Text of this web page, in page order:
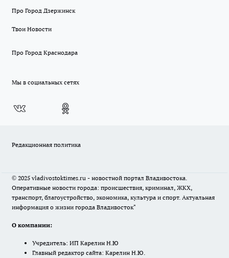
Про Город Дзержинск
Твои Новости
Про Город Краснодара
Мы в социальных сетях
Редакционная политика
© 2025 vladivostoktimes.ru - новостной портал Владивостока.
Оперативные новости города: происшествия, криминал, ЖКХ,
транспорт, благоустройство, экономика, культура и спорт. Актуальная
информация о жизни города Владивосток"
О компании:
Учредитель: ИП Карелин Н.Ю
Главный редактор сайта: Карелин Н.Ю.